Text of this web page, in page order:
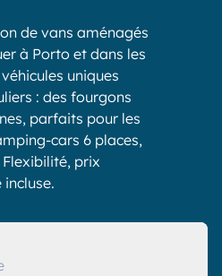
de vans aménagés
à Porto et dans les
uniques
: des fourgons
parfaits pour les
cars 6 places,
prix